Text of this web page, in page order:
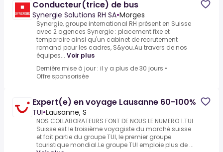
Conducteur(trice) de bus
Synergie Solutions RH SA•Morges
Synergie, groupe international RH présent en Suisse
avec 2 agences Synergie : placement fixe et
temporaire ainsi qu'un cabinet de recrutement
romand pour les cadres, S&you.Au travers de nos
équipes... Voir plus
Dernière mise à jour : il y a plus de 30 jours •
Offre sponsorisée
Expert(e) en voyage Lausanne 60-100%
TUI•Lausanne, S
NOS COLLABORATEURS FONT DE NOUS LE NUMERO 1.TUI
Suisse est le troisième voyagiste du marché suisse
et fait partie du groupe TUI, le premier groupe
touristique mondial.Le groupe TUI emploie plus de ...